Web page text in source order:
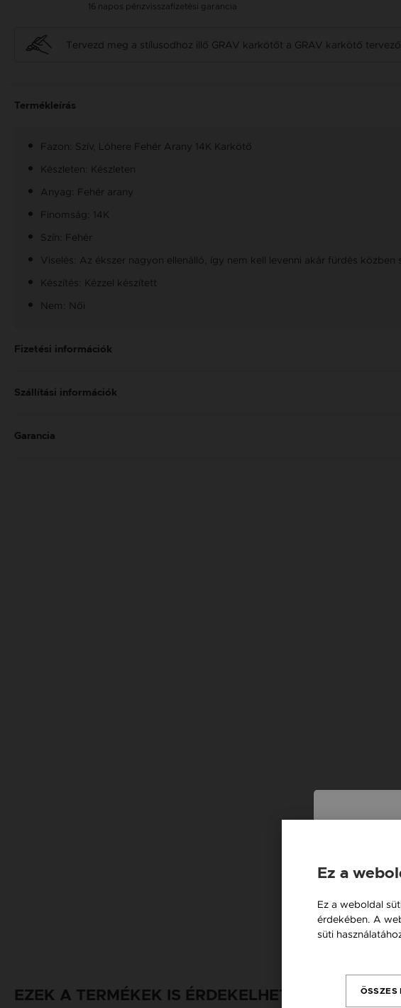
16 napos pénzvisszafizetési garancia
Tervezd meg a stílusodhoz illő GRAV karkötőt a GRAV karkötő
Termékleírás
Fazon: Szív, Lóhere Fehér Arany 14K Karkötő
Készleten: Készleten
Anyag: Fehér arany
Finomság: 14K
Szín: Fehér
Viselés: Az ékszer nagyon ellenálló, így nem kell levenni akár fürdés közben
Készítés: Kézzel készített
Nem: Női
Fizetési információk
Szállítási információk
Garancia
EZEK A TERMÉKEK IS ÉRDEKELHETNEK
Ez a
Ez a weboldal
érdekében. A
süti
ÖSSZES